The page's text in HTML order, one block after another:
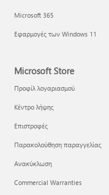
Microsoft 365
Εφαρμογές των Windows 11
Microsoft Store
Προφίλ λογαριασμού
Κέντρο λήψης
Επιστροφές
Παρακολούθηση παραγγελίας
Ανακύκλωση
Commercial Warranties